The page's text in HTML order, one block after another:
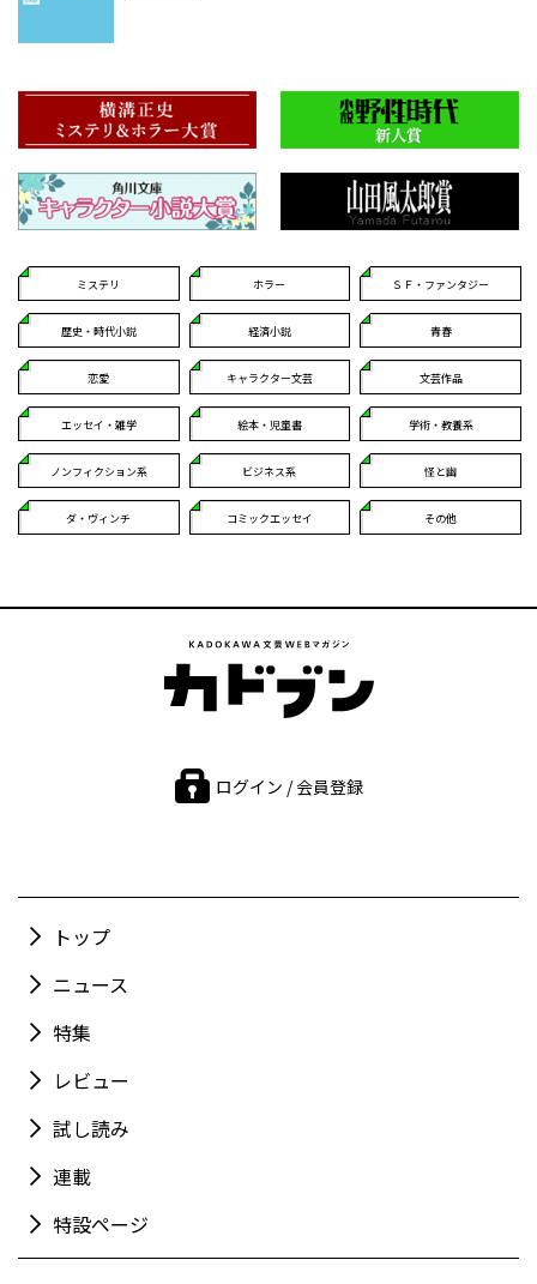
ミステリ ホラー ＳＦ・ファンタジー
歴史・時代小説 経済小説 青春
恋愛 キャラクター文芸 文芸作品
エッセイ・雑学 絵本・児童書 学術・教養系
ノンフィクション系 ビジネス系 怪と幽
ダ・ヴィンチ コミックエッセイ その他
ログイン / 会員登録
トップ
ニュース
特集
レビュー
試し読み
連載
特設ページ